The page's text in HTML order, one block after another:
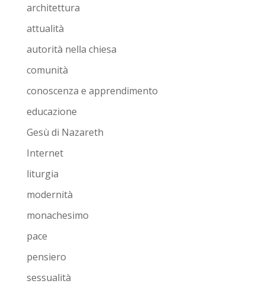
architettura
attualità
autorità nella chiesa
comunità
conoscenza e apprendimento
educazione
Gesù di Nazareth
Internet
liturgia
modernità
monachesimo
pace
pensiero
sessualità